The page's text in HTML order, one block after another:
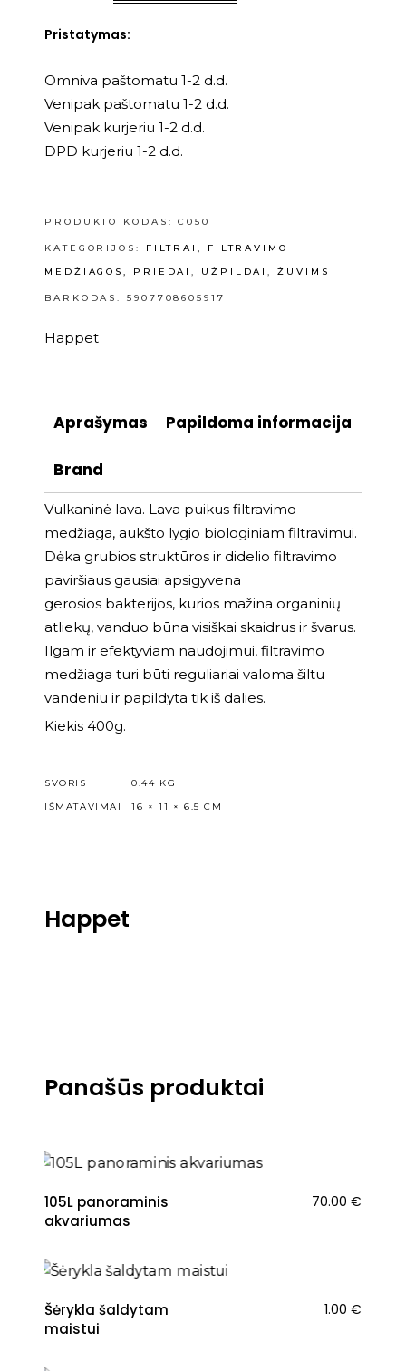
Pristatymas:
Omniva paštomatu 1-2 d.d.
Venipak paštomatu 1-2 d.d.
Venipak kurjeriu 1-2 d.d.
DPD kurjeriu 1-2 d.d.
PRODUKTO KODAS:C050
KATEGORIJOS: FILTRAI, FILTRAVIMO
MEDŽIAGOS, PRIEDAI, UŽPILDAI,ŽUVIMS
BARKODAS: 5907708605917
Happet
Aprašymas Papildoma informacija
Brand
Vulkaninė lava. Lava puikus filtravimo
medžiaga, aukšto lygio biologiniam filtravimui.
Dėka grubios struktūros ir didelio filtravimo
paviršiaus gausiai apsigyvena
gerosios bakterijos, kurios mažina organinių
atliekų, vanduo būna visiškai skaidrus ir švarus.
Ilgam ir efektyviam naudojimui, filtravimo
medžiaga turi būti reguliariai valoma šiltu
vandeniu ir papildyta tik iš dalies.
Kiekis 400g.
SVORIS
0.44 KG
IŠMATAVIMAI
16 × 11 × 6.5 CM
Happet
Panašūs produktai
105L panoraminis
akvariumas
70.00 €
Šėrykla šaldytam
maistui
1.00 €